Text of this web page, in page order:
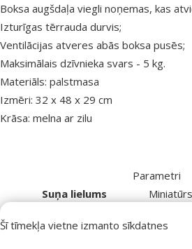
Šī tīmekļa vietne izmanto sīkdatnes
Boksa augšdaļa viegli noņemas, kas
Izturīgas tērrauda durvis;
Ventilācijas atveres abās boksa pusēs;
Maksimālais dzīvnieka svars - 5 kg.
Materiāls: palstmasa
Izmēri: 32 x 48 x 29 cm
Krāsa: melna ar zilu
Parametri
Suņa lielums
Krāsa